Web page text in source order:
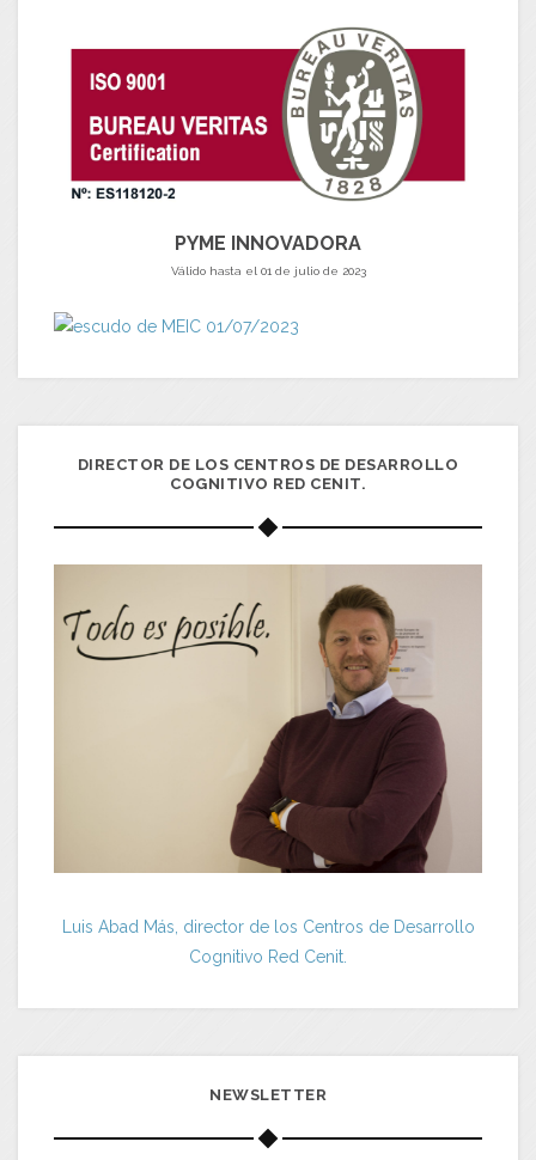
PYME INNOVADORA
Válido hasta el 01 de julio de 2023
DIRECTOR DE LOS CENTROS DE DESARROLLO
COGNITIVO RED CENIT.
Luis Abad Más, director de los Centros de Desarrollo
Cognitivo Red Cenit.
NEWSLETTER